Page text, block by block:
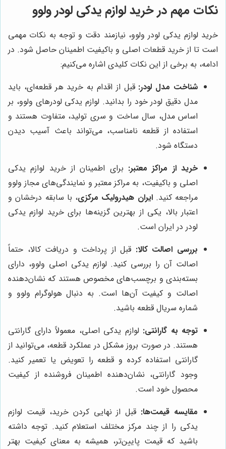
نکات مهم در خرید لوازم یدکی لودر ولوو
خرید لوازم یدکی لودر ولوو، نیازمند دقت و توجه به نکات مهمی
است تا از خرید قطعات اصلی و باکیفیت اطمینان حاصل شود. در
ادامه، به برخی از این نکات کلیدی اشاره می‌کنیم:
شناخت مدل لودر: قبل از اقدام به خرید هر قطعه‌ای، باید
مدل دقیق لودر خود را بدانید. لوازم یدکی لودرهای ولوو، بر
اساس مدل، سال ساخت و سری تولید، متفاوت هستند و
استفاده از قطعه نامناسب، می‌تواند باعث آسیب دیدن
دستگاه شود.
خرید از مراکز معتبر: برای اطمینان از خرید لوازم یدکی
اصلی و باکیفیت، به مراکز معتبر و نمایندگی‌های مجاز ولوو
مراجعه کنید.ایران هیدرولیک مرکزی، با سابقه درخشان و
اعتبار بالا، یکی از بهترین گزینه‌ها برای خرید لوازم یدکی
لودر در ایران است.
بررسی اصالت کالا: قبل از پرداخت و دریافت کالا، حتماً
اصالت آن را بررسی کنید. لوازم یدکی اصلی ولوو، دارای
بسته‌بندی و برچسب‌های مخصوص هستند که نشان‌دهنده
اصالت و کیفیت آن‌ها است. به دنبال هولوگرام ولوو و
شماره سریال قطعه باشید.
توجه به گارانتی: لوازم یدکی اصلی، معمولاً دارای گارانتی
هستند. در صورت بروز مشکل در عملکرد قطعه، می‌توانید از
گارانتی استفاده کرده و قطعه را تعویض یا تعمیر کنید.
وجود گارانتی، نشان‌دهنده اطمینان فروشنده از کیفیت
محصول خود است.
مقایسه قیمت‌ها: قبل از نهایی کردن خرید، قیمت لوازم
یدکی را از چند مرکز مختلف استعلام کنید. توجه داشته
باشید که قیمت پایین‌تر، همیشه به معنای کیفیت بهتر